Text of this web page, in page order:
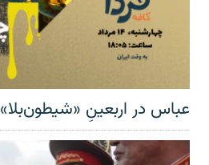
عباس در اربعینِ «شیطون‌بلا»